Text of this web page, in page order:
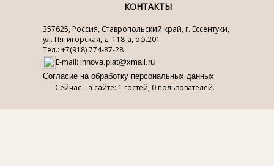
КОНТАКТЫ
357625, Россия, Ставропольский край, г. Ессентуки,
ул. Пятигорская, д. 118-а, оф.201
Тел.: +7(918) 774-87-28
E-mail: innova.piat@xmail.ru
Согласие на обработку персональных данных
Сейчас на сайте: 1 гостей, 0 пользователей.